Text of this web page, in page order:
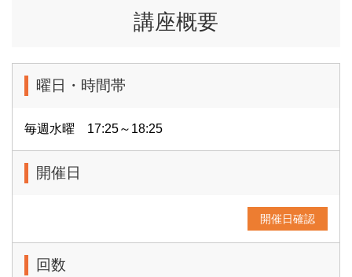
講座概要
曜日・時間帯
毎週水曜 17:25～18:25
開催日
開催日確認
回数